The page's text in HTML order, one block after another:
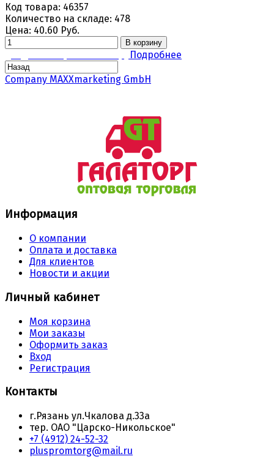
Код товара: 46357
Количество на складе: 478
Цена: 40.60 Руб.
В корзину
Подробнее
Company MAXXmarketing GmbH
Информация
О компании
Оплата и доставка
Для клиентов
Новости и акции
Личный кабинет
Моя корзина
Мои заказы
Оформить заказ
Вход
Регистрация
Контакты
г.Рязань ул.Чкалова д.33а
тер. ОАО "Царско-Никольское"
+7 (4912) 24-52-32
pluspromtorg@mail.ru